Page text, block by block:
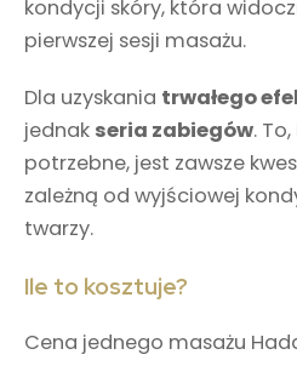
kondycji skóry, która
pierwszej sesji masażu.
Dla uzyskania trwałego
jednak seria zabiegów.
potrzebne, jest zawsze
zależną od wyjściowej
twarzy.
Ile to kosztuje?
Cena jednego masażu